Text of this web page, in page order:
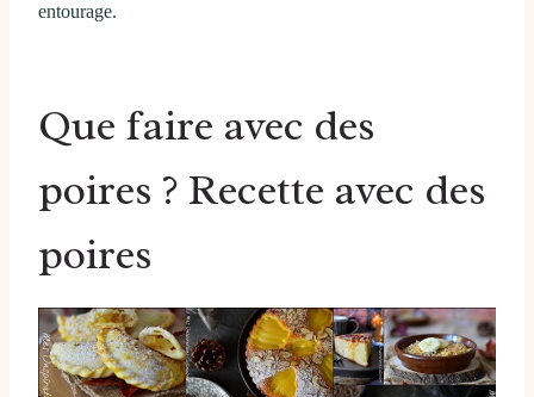
entourage.
Que faire avec des
poires ? Recette avec des
poires